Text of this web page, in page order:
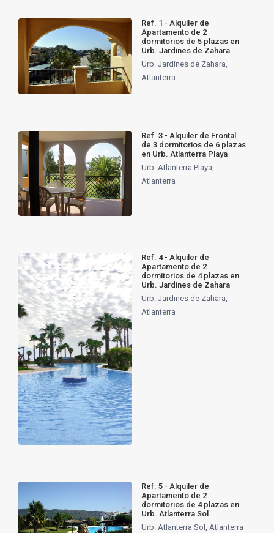
Ref. 1 - Alquiler de
Apartamento de 2
dormitorios de 5 plazas en
Urb. Jardines de Zahara
Urb. Jardines de Zahara,
Atlanterra
Ref. 3 - Alquiler de Frontal
de 3 dormitorios de 6 plazas
en Urb. Atlanterra Playa
Urb. Atlanterra Playa
Atlanterra
Ref. 4 - Alquiler de
Apartamento de 2
dormitorios de 4 plazas en
Urb. Jardines de Zahara
Urb. Jardines de Zahara,
Atlanterra
Ref. 5 - Alquiler de
Apartamento de 2
dormitorios de 4 plazas en
Urb. Atlanterra Sol
Urb. Atlanterra Sol,Atlanterra